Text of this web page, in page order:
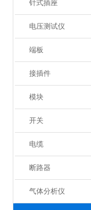
针式插座
电压测试仪
端板
接插件
模块
开关
电缆
断路器
气体分析仪